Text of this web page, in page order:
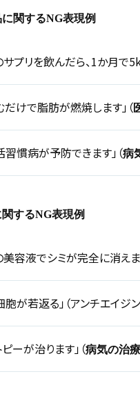
関するNG表現例
サプリを飲んだら、1か月で
だけで脂肪が燃焼します」（
習慣病が予防できます」（病
するNG表現例
美容液でシミが完全に消えま
胞が若返る」（アンチエイジ
ピーが治ります」（病気の治療